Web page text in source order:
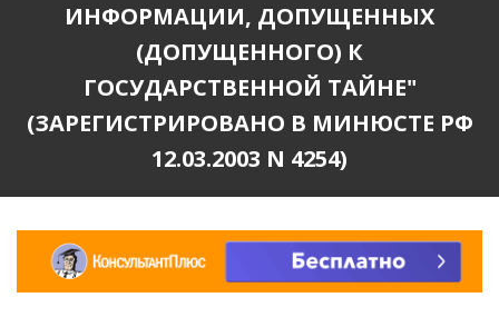
ИНФОРМАЦИИ, ДОПУЩЕННЫХ
(ДОПУЩЕННОГО) К
ГОСУДАРСТВЕННОЙ ТАЙНЕ"
(ЗАРЕГИСТРИРОВАНО В МИНЮСТЕ РФ
12.03.2003 N 4254)